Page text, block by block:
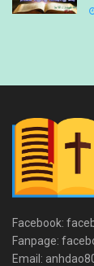
Facebook:
Fanpage:
Email: